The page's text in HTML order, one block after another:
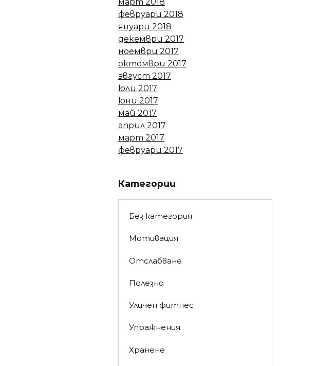
февруари 2018
януари 2018
декември 2017
ноември 2017
октомври 2017
август 2017
юли 2017
юни 2017
май 2017
април 2017
март 2017
февруари 2017
Категории
Без категория
Мотивация
Отслабване
Полезно
Уличен фитнес
Упражнения
Хранене